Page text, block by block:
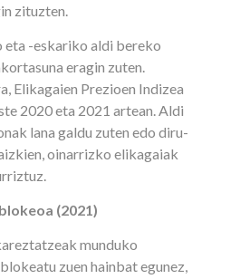
zituzten.
-eskariko aldi bereko
eragin zuten.
Elikagaien Prezioen Indizea
2020 eta 2021 artean. Aldi
lana galdu zuten edo diru-
oinarrizko elikagaiak
(2021)
munduko
zuen hainbat egunez,